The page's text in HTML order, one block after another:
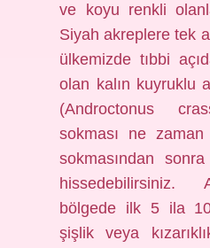
ve koyu renkli
Siyah akreplere tek
ülkemizde tıbbi
olan kalın kuyruklu
(Androctonus
sokması ne
sokmasından
hissedebilirsiniz.
bölgede ilk 5 ila
şişlik veya